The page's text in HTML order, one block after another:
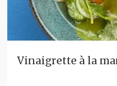
Vinaigrette à la